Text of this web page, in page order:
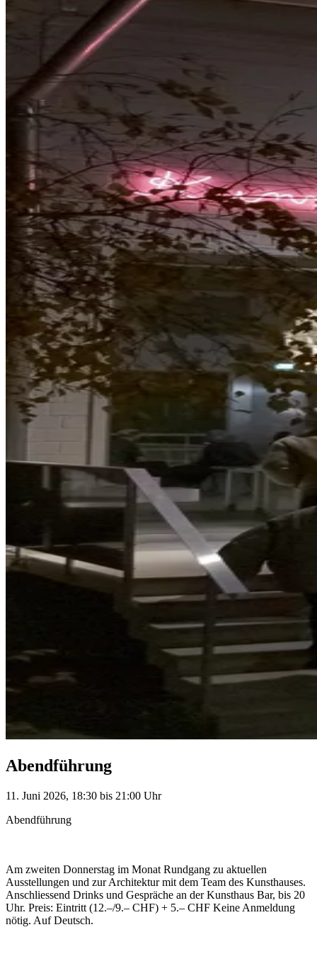
Abendführung
11. Juni 2026, 18:30 bis 21:00 Uhr
Abendführung
Am zweiten Donnerstag im Monat Rundgang zu aktuellen
Ausstellungen und zur Architektur mit dem Team des Kunsthauses.
Anschliessend Drinks und Gespräche an der Kunsthaus Bar, bis 20
Uhr. Preis: Eintritt (12.–/9.– CHF) + 5.– CHF Keine Anmeldung
nötig. Auf Deutsch.